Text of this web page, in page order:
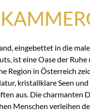
eingebettet in die
ist eine Oase der Ruhe
Region in Österreich
kristallklare Seen
aus. Die charmanten
Menschen verleihen